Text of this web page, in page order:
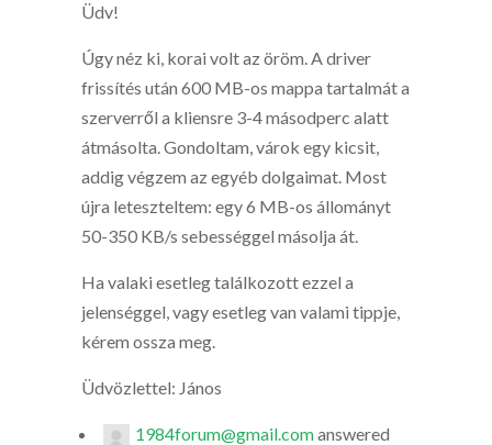
Üdv!
Úgy néz ki, korai volt az öröm. A driver
frissítés után 600 MB-os mappa tartalmát a
szerverről a kliensre 3-4 másodperc alatt
átmásolta. Gondoltam, várok egy kicsit,
addig végzem az egyéb dolgaimat. Most
újra leteszteltem: egy 6 MB-os állományt
50-350 KB/s sebességgel másolja át.
Ha valaki esetleg találkozott ezzel a
jelenséggel, vagy esetleg van valami tippje,
kérem ossza meg.
Üdvözlettel: János
1984forum@gmail.comanswered